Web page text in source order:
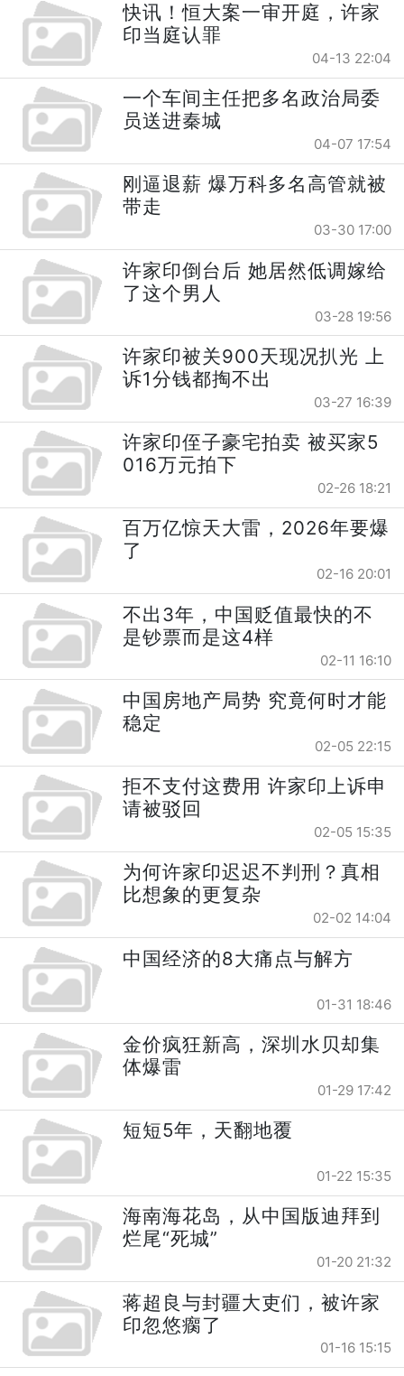
快讯！恒大案一审开庭，许家
印当庭认罪
04-13 22:04
一个车间主任把多名政治局委
员送进秦城
04-07 17:54
刚逼退薪 爆万科多名高管就被
带走
03-30 17:00
许家印倒台后 她居然低调嫁给
了这个男人
03-28 19:56
许家印被关900天现况扒光 上
诉1分钱都掏不出
03-27 16:39
许家印侄子豪宅拍卖 被买家5
016万元拍下
02-26 18:21
百万亿惊天大雷，2026年要爆
了
02-16 20:01
不出3年，中国贬值最快的不
是钞票而是这4样
02-11 16:10
中国房地产局势 究竟何时才能
稳定
02-05 22:15
拒不支付这费用 许家印上诉申
请被驳回
02-05 15:35
为何许家印迟迟不判刑？真相
比想象的更复杂
02-02 14:04
中国经济的8大痛点与解方
01-31 18:46
金价疯狂新高，深圳水贝却集
体爆雷
01-29 17:42
短短5年，天翻地覆
01-22 15:35
海南海花岛，从中国版迪拜到
烂尾“死城”
01-20 21:32
蒋超良与封疆大吏们，被许家
印忽悠瘸了
01-16 15:15